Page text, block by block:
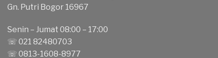
Gn. Putri Bogor 16967
Senin – Jumat 08:00 – 17:00
☏ 021 82480703
☏ 0813-1608-8977